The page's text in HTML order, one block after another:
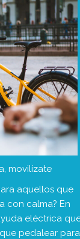
movilízate
aquellos que
con calma? En
eléctrica
pedalear para